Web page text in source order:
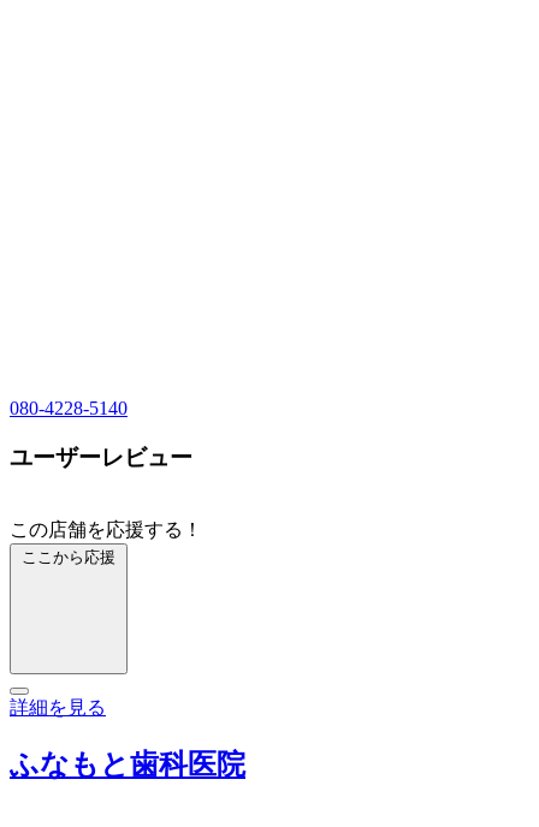
080-4228-5140
ユーザーレビュー
この店舗を応援する！
ここから応援
詳細を見る
ふなもと歯科医院